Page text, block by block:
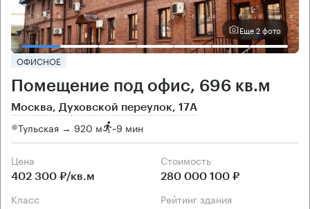
Еще 2 фото
ОФИСНОЕ
Помещение под офис, 696 кв.м
Москва, Духовской переулок, 17А
Тульская → 920 м ~9 мин
Цена
402 300 ₽/кв.м
Cтоимость
280 000 100 ₽
класс рейтинг здания